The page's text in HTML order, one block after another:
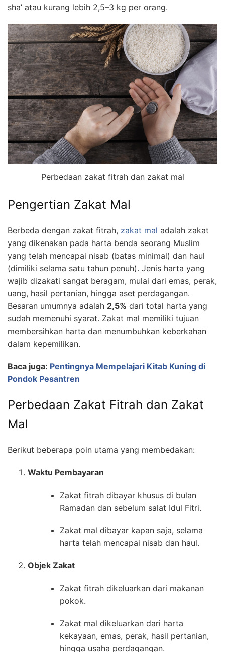
sha’ atau kurang lebih 2,5–3 kg per orang.
Perbedaan zakat fitrah dan zakat mal
Pengertian Zakat Mal
Berbeda dengan zakat fitrah, zakat mal adalah zakat
yang dikenakan pada harta benda seorang Muslim
yang telah mencapai nisab (batas minimal) dan haul
(dimiliki selama satu tahun penuh). Jenis harta yang
wajib dizakati sangat beragam, mulai dari emas, perak,
uang, hasil pertanian, hingga aset perdagangan.
Besaran umumnya adalah 2,5% dari total harta yang
sudah memenuhi syarat. Zakat mal memiliki tujuan
membersihkan harta dan menumbuhkan keberkahan
dalam kepemilikan.
Baca juga: Pentingnya Mempelajari Kitab Kuning di
Pondok Pesantren
Perbedaan Zakat Fitrah dan Zakat
Mal
Berikut beberapa poin utama yang membedakan:
Waktu Pembayaran
Zakat fitrah dibayar khusus di bulan
Ramadan dan sebelum salat Idul Fitri.
Zakat mal dibayar kapan saja, selama
harta telah mencapai nisab dan haul.
Objek Zakat
Zakat fitrah dikeluarkan dari makanan
pokok.
Zakat mal dikeluarkan dari harta
kekayaan, emas, perak, hasil pertanian,
hingga usaha perdagangan.